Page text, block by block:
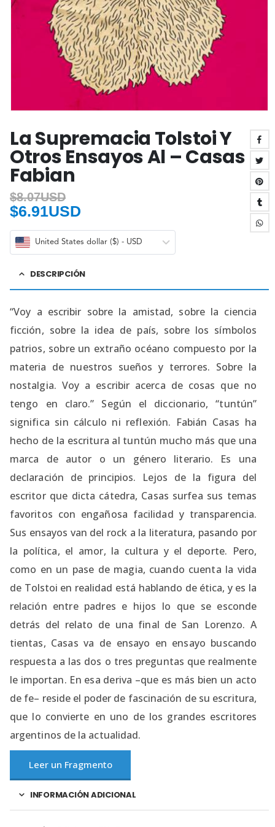
La Supremacia Tolstoi Y
Otros Ensayos Al – Casas
Fabian
$8.07USD
$6.91USD
United States dollar ($) - USD
DESCRIPCIÓN
“Voy a escribir sobre la amistad, sobre la ciencia
ficción, sobre la idea de país, sobre los símbolos
patrios, sobre un extraño océano compuesto por la
materia de nuestros sueños y terrores. Sobre la
nostalgia. Voy a escribir acerca de cosas que no
tengo en claro.” Según el diccionario, “tuntún”
significa sin cálculo ni reflexión. Fabián Casas ha
hecho de la escritura al tuntún mucho más que una
marca de autor o un género literario. Es una
declaración de principios. Lejos de la figura del
escritor que dicta cátedra, Casas surfea sus temas
favoritos con engañosa facilidad y transparencia.
Sus ensayos van del rock a la literatura, pasando por
la política, el amor, la cultura y el deporte. Pero,
como en un pase de magia, cuando cuenta la vida
de Tolstoi en realidad está hablando de ética, y es la
relación entre padres e hijos lo que se esconde
detrás del relato de una final de San Lorenzo. A
tientas, Casas va de ensayo en ensayo buscando
respuesta a las dos o tres preguntas que realmente
le importan. En esa deriva –que es más bien un acto
de fe– reside el poder de fascinación de su escritura,
que lo convierte en uno de los grandes escritores
argentinos de la actualidad.
Leer un Fragmento
INFORMACIÓN ADICIONAL